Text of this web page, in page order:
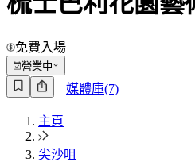
免費入場
營業中
媒體庫(7)
主頁
尖沙咀